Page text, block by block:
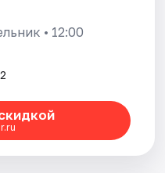
• 12:00